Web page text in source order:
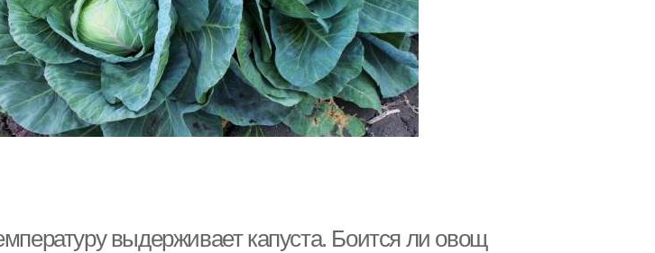
выдерживает капуста. Боится ли овощ